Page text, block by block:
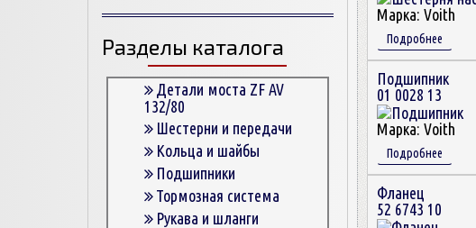
854.3
854.3E
854.5
863
863.3
863.3E
864.5
Разделы каталога
Детали моста ZF AV
132/80
Шестерни и передачи
Кольца и шайбы
Подшипники
Тормозная система
Рукава и шланги
Марка: Voith
Подробнее
Подшипник
01 0028 13
Марка: Voith
Подробнее
Фланец
52 6743 10